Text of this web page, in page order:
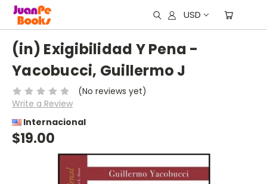
USD
(in) Exigibilidad Y Pena -
Yacobucci, Guillermo J
(No reviews yet)
Write a Review
Internacional
$19.00